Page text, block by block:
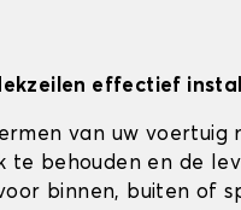
effectief
van uw voertuig
te behouden en de
binnen, buiten of